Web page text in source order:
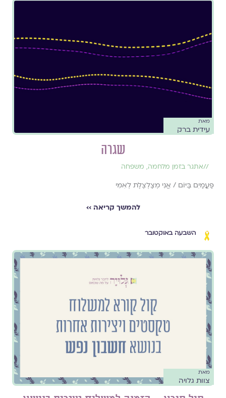
מאת
עידית ברק
שגרה
//אתגר בזמן מלחמה, משפחה
פַּעֲמַיִם בַּיּוֹם / אֲנִי מְצַלְצֶלֶת לְאִמִּי
להמשך קריאה ››
השבעה באוקטובר
מאת
צוות גלויה